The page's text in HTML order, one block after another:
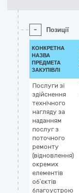
- Позиції
КОНКРЕТНА
НАЗВА
ПРЕДМЕТА
ЗАКУПІВЛІ
Послуги зі
здійснення
технічного
нагляду за
наданням
послуг з
поточного
ремонту
(відновлення)
окремих
елементів
об’єктів
благоустрою